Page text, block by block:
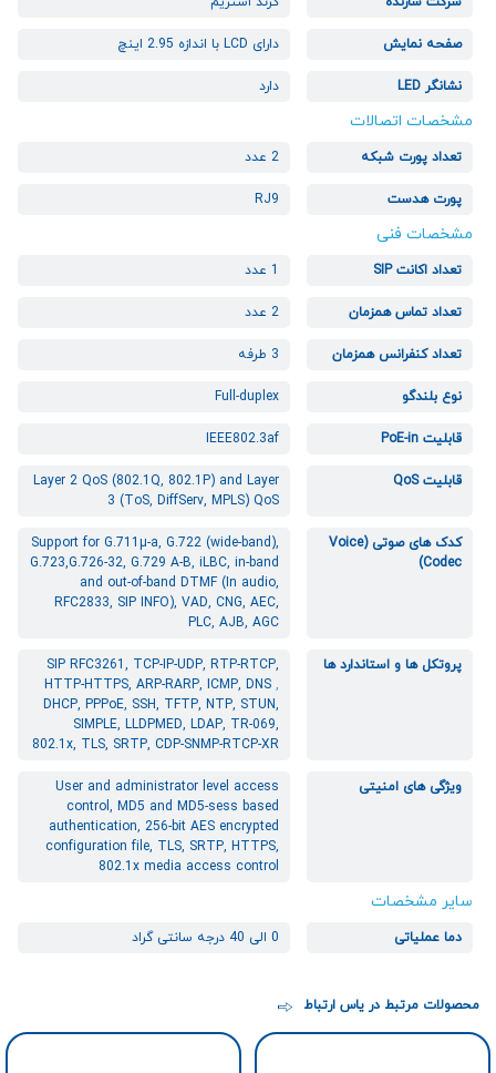
صفحه نمایش دارای LCD با اندازه 2.95 اینچ
نشانگر LED دارد
مشخصات اتصالات
تعداد پورت شبکه 2 عدد
پورت هدست RJ9
مشخصات فنی
تعداد اکانت SIP 1 عدد
تعداد تماس همزمان 2 عدد
تعداد کنفرانس همزمان 3 طرفه
نوع بلندگو Full-duplex
قابلیت PoE-in IEEE802.3af
قابلیت QoS
Layer 2 QoS (802.1Q, 802.1P) and Layer
3 (ToS, DiffServ, MPLS) QoS
کدک های صوتی (Voice
Codec)
Support for G.711µ-a, G.722 (wide-band),
G.723,G.726-32, G.729 A-B, iLBC, in-band
and out-of-band DTMF (In audio,
RFC2833, SIP INFO), VAD, CNG, AEC,
PLC, AJB, AGC
پروتکل ها و استاندارد ها
SIP RFC3261, TCP-IP-UDP, RTP-RTCP,
HTTP-HTTPS, ARP-RARP, ICMP, DNS ,
DHCP, PPPoE, SSH, TFTP, NTP, STUN,
SIMPLE, LLDPMED, LDAP, TR-069,
802.1x, TLS, SRTP, CDP-SNMP-RTCP-XR
ویژگی های امنیتی
User and administrator level access
control, MD5 and MD5-sess based
authentication, 256-bit AES encrypted
configuration file, TLS, SRTP, HTTPS,
802.1x media access control
سایر مشخصات
دما عملیاتی 0 الی 40 درجه سانتی گراد
محصولات مرتبط در یاس ارتباط